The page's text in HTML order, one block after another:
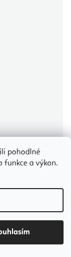
pohodlné
funkce a výkon.